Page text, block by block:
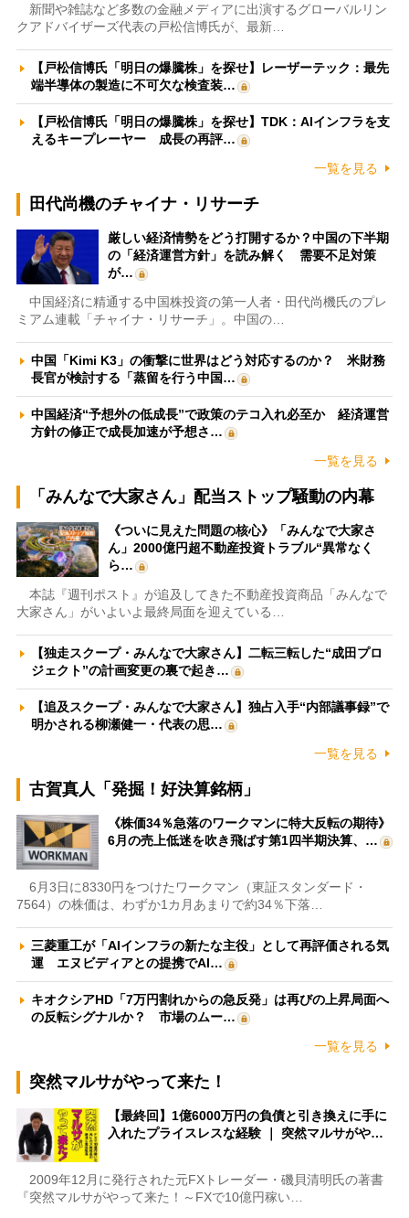
新聞や雑誌など多数の金融メディアに出演するグローバルリン
クアドバイザーズ代表の戸松信博氏が、最新…
【戸松信博氏「明日の爆騰株」を探せ】レーザーテック：最先
端半導体の製造に不可欠な検査装…
【戸松信博氏「明日の爆騰株」を探せ】TDK：AIインフラを支
えるキープレーヤー 成長の再評…
一覧を見る
田代尚機のチャイナ・リサーチ
厳しい経済情勢をどう打開するか？中国の下半期
の「経済運営方針」を読み解く 需要不足対策
が…
中国経済に精通する中国株投資の第一人者・田代尚機氏のプレ
ミアム連載「チャイナ・リサーチ」。中国の…
中国「Kimi K3」の衝撃に世界はどう対応するのか？ 米財務
長官が検討する「蒸留を行う中国…
中国経済“予想外の低成長”で政策のテコ入れ必至か 経済運営
方針の修正で成長加速が予想さ…
一覧を見る
「みんなで大家さん」配当ストップ騒動の内幕
《ついに見えた問題の核心》「みんなで大家さ
ん」2000億円超不動産投資トラブル“異常なく
ら…
本誌『週刊ポスト』が追及してきた不動産投資商品「みんなで
大家さん」がいよいよ最終局面を迎えている…
【独走スクープ・みんなで大家さん】二転三転した“成田プロ
ジェクト”の計画変更の裏で起き…
【追及スクープ・みんなで大家さん】独占入手“内部議事録”で
明かされる柳瀬健一・代表の思…
一覧を見る
古賀真人「発掘！好決算銘柄」
《株価34％急落のワークマンに特大反転の期待》
6月の売上低迷を吹き飛ばす第1四半期決算、…
6月3日に8330円をつけたワークマン（東証スタンダード・
7564）の株価は、わずか1カ月あまりで約34％下落…
三菱重工が「AIインフラの新たな主役」として再評価される気
運 エヌビディアとの提携でAI…
キオクシアHD「7万円割れからの急反発」は再びの上昇局面へ
の反転シグナルか？ 市場のムー…
一覧を見る
突然マルサがやって来た！
【最終回】1億6000万円の負債と引き換えに手に
入れたプライスレスな経験 ｜ 突然マルサがや…
2009年12月に発行された元FXトレーダー・磯貝清明氏の著書
『突然マルサがやって来た！～FXで10億円稼い…